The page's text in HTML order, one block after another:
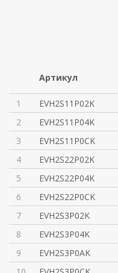
Артикул
1 EVH2S11P02K
2
EVH2S11P04K
3
EVH2S11P0CK
4
EVH2S22P02K
5
EVH2S22P04K
6
EVH2S22P0CK
7
EVH2S3P02K
8
EVH2S3P04K
9
EVH2S3P0AK